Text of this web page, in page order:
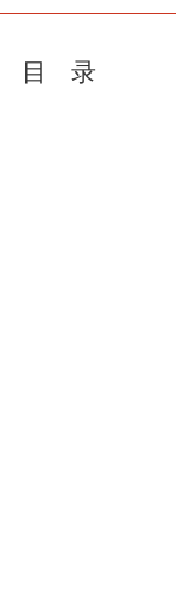
目
录